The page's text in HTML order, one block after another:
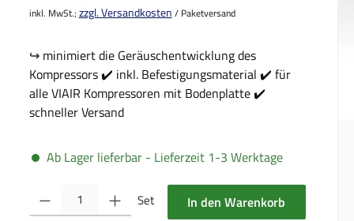
inkl. MwSt.; zzgl. Versandkosten / Paketversand
↪️ minimiert die Geräuschentwicklung des
Kompressors ✔️ inkl. Befestigungsmaterial ✔️ für
alle VIAIR Kompressoren mit Bodenplatte ✔️
schneller Versand
Ab Lager lieferbar - Lieferzeit 1-3 Werktage
Produkt Anzahl: Gib den gewünschten Wert ein oder benutze die
Set In den Warenkorb